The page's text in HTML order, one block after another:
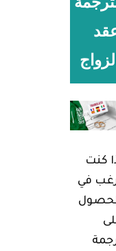
الزواج
كنت
في